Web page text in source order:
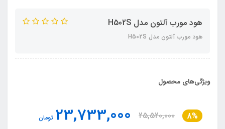
هود مورب آلتون مدل H502S
هود مورب آلتون مدل H502S
ویژگی‌های محصول
8%
25,520,000
23,733,000 تومان